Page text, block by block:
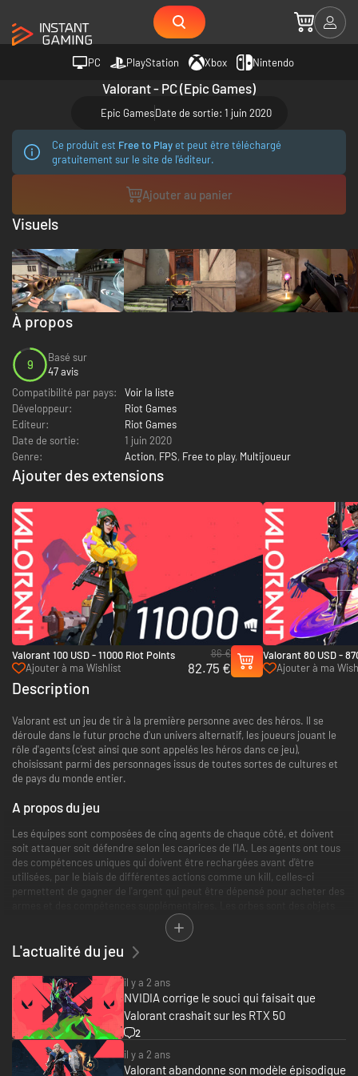
PC PlayStation Xbox Nintendo
Valorant - PC (Epic Games)
Epic GamesDate de sortie: 1 juin 2020
Ce produit est Free to Playet peut être téléchargé
gratuitement sur le site de l'éditeur.
Ajouter au panier
À propos
9
Basé sur
47 avis
Compatibilité par pays:
Voir la liste
Développeur:
Riot Games
Editeur:
Riot Games
Date de sortie:
1 juin 2020
Genre:
Action, FPS, Free to play, Multijoueur
Ajouter des extensions
Valorant 100 USD - 11000 Riot Points
Ajouter à ma Wishlist
86 €
82.75 €
Valorant 80 USD -
Ajouter à ma
Visuels
Description
Valorant est un jeu de tir à la première personne avec des héros. Il se
déroule dans le futur proche d'un univers alternatif, les joueurs jouant le
rôle d'agents (c'est ainsi que sont appelés les héros dans ce jeu),
choisissant parmi des personnages issus de toutes sortes de cultures et
de pays du monde entier.
A propos du jeu
Les équipes sont composées de cinq agents de chaque côté, et doivent
soit attaquer soit défendre selon les caprices de l'IA. Les agents ont tous
des compétences uniques qui doivent être rechargées avant d'être
utilisées, par le biais de différentes actions comme un kill, celles-ci
permettent de gagner de l'argent qui peut être dépensé pour acheter des
trouvés qui vous donnent des points ULT, ce qui augmente la barre de
Il y a 16 agents en tout, et vous devez réunir les cinq meilleurs agents de
la liste complète pour assurer votre victoire. Les seize agents sont :
Astra, Breach, Brimstone, Cipher, Jett, KAY/O, Killjoy, Omen, Phoenix,
Raze,. Reyna, Sage, Skye, Sova, Viper, Yoru. Ces agents se répartissent
en quatre catégories différentes : duelliste, sentinelle, initiateur et
contrôleur, chacune ayant des avantages et des capacités différents
L'actualité du jeu
il y a 2 ans
NVIDIA corrige le souci qui faisait que
Valorant crashait sur les RTX 50
2
il y a 2 ans
Valorant abandonne son modèle épisodique